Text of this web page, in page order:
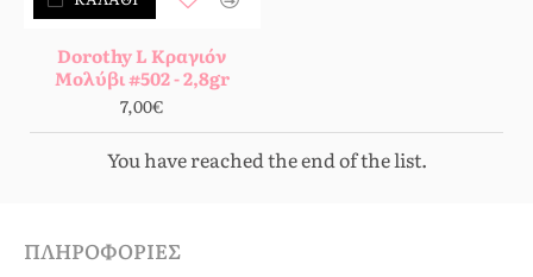
Dorothy L Κραγιόν
Μολύβι #502 - 2,8gr
7,00€
You have reached the end of the list.
ΠΛΗΡΟΦΟΡΊΕΣ